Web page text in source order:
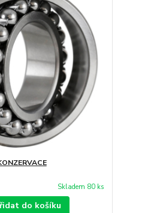
Skladem 80 ks
do košíku